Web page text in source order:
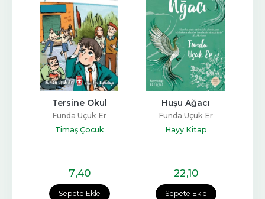
Sepete Ekle
Tersine Okul
Funda Uçuk Er
Timaş Çocuk
7,40
Sepete Ekle
Huşu Ağacı
Funda Uçuk Er
Hayy Kitap
22,10